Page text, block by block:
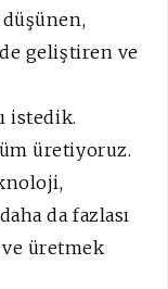
düşünen,
geliştiren ve
istedik.
üretiyoruz.
da fazlası
üretmek